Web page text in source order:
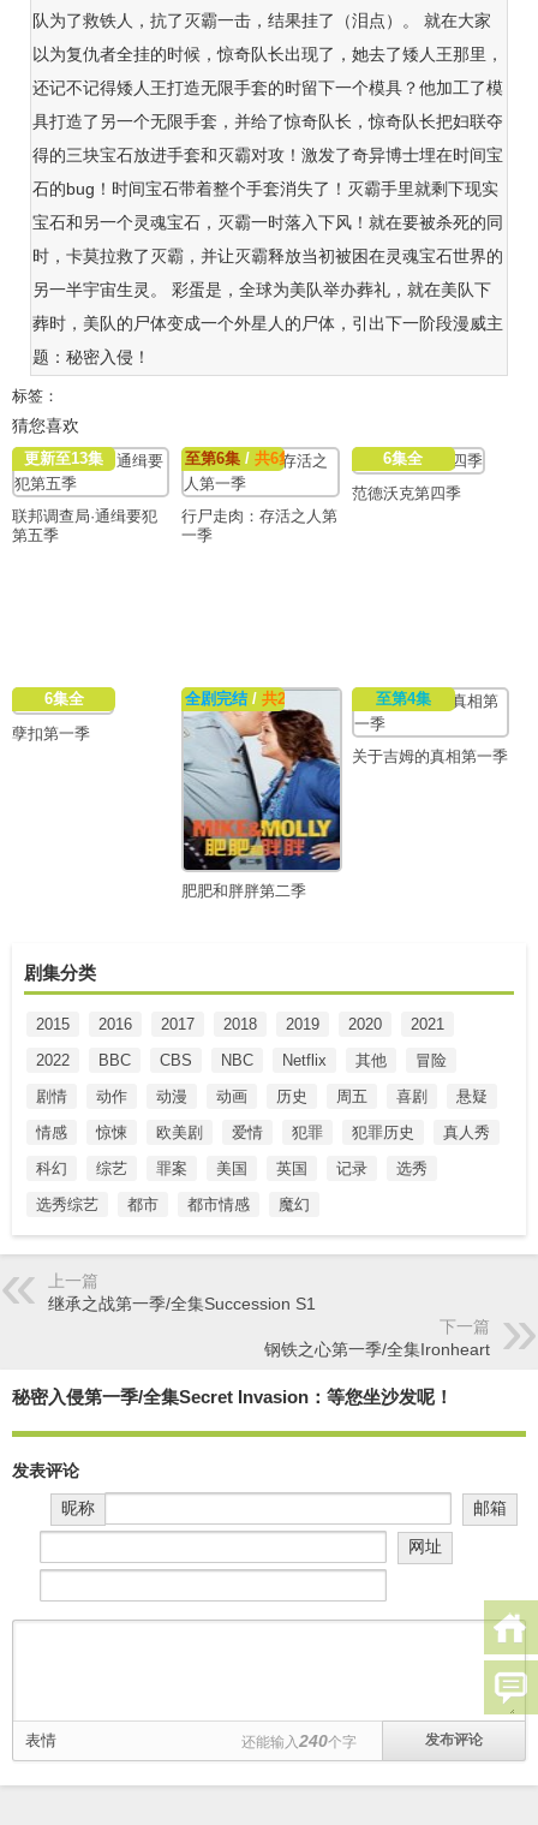
队为了救铁人，抗了灭霸一击，结果挂了（泪点）。 就在大家
以为复仇者全挂的时候，惊奇队长出现了，她去了矮人王那里，
还记不记得矮人王打造无限手套的时留下一个模具？他加工了模
具打造了另一个无限手套，并给了惊奇队长，惊奇队长把妇联夺
得的三块宝石放进手套和灭霸对攻！激发了奇异博士埋在时间宝
石的bug！时间宝石带着整个手套消失了！灭霸手里就剩下现实
宝石和另一个灵魂宝石，灭霸一时落入下风！就在要被杀死的同
时，卡莫拉救了灭霸，并让灭霸释放当初被困在灵魂宝石世界的
另一半宇宙生灵。 彩蛋是，全球为美队举办葬礼，就在美队下
葬时，美队的尸体变成一个外星人的尸体，引出下一阶段漫威主
题：秘密入侵！
标签：
猜您喜欢
更新至13集
联邦调查局·通缉要犯
第五季
至第6集 /共6集
行尸走肉：存活之人第
一季
6集全
范德沃克第四季
6集全
孽扣第一季
全剧完结 /共23集
肥肥和胖胖第二季
至第4集
关于吉姆的真相第一季
剧集分类
2015 2016 2017 2018 2019 2020
2021
2022
BBC CBS NBC Netflix 其他
冒险
剧情
动作 动漫 动画 历史 周五 喜剧
悬疑
情感
惊悚 欧美剧 爱情 犯罪 犯罪历史
真人秀
科幻
综艺 罪案 美国 英国 记录
选秀
选秀综艺
都市 都市情感 魔幻
上一篇
继承之战第一季/全集Succession S1
下一篇
钢铁之心第一季/全集Ironheart
秘密入侵第一季/全集Secret Invasion：等您坐沙发呢！
发表评论
昵称
邮箱
网址
表情 还能输入 240个字